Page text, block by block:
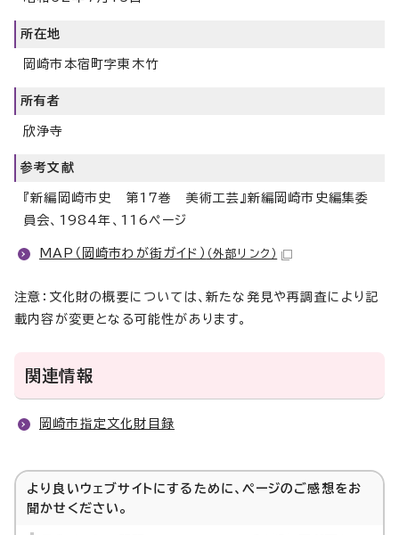
所在地
岡崎市本宿町字東木竹
所有者
欣浄寺
参考文献
『新編岡崎市史 第17巻 美術工芸』新編岡崎市史編集委
員会、1984年、116ページ
MAP（岡崎市わが街ガイド） （外部リンク）
注意：文化財の概要については、新たな発見や再調査により記
載内容が変更となる可能性があります。
関連情報
岡崎市指定文化財目録
より良いウェブサイトにするために、ページのご感想をお
聞かせください。